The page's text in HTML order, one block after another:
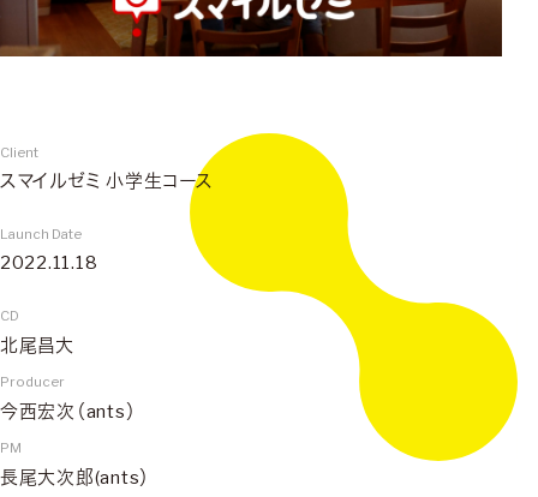
Client
スマイルゼミ 小学生コース
Launch Date
2022.11.18
CD
北尾昌大
Producer
今西宏次（ants）
PM
長尾大次郎(ants）